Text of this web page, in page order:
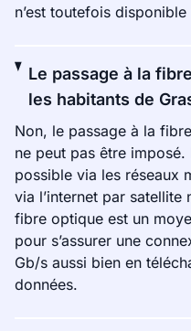
n’est toutefois
Le passage à la
les habitants de
Non, le passage à la
ne peut pas être imposé.
possible via les réseaux
via l’internet par satellite
fibre optique est un
pour s’assurer une
Gb/s aussi bien en
données.